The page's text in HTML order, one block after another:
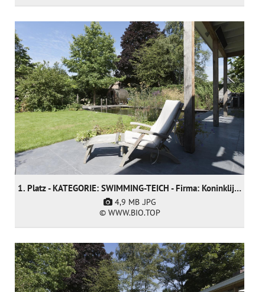
1. Platz - KATEGORIE: SWIMMING-TEICH - Firma: Koninklijke Ginkel Group
4,9 MB .JPG
© WWW.BIO.TOP